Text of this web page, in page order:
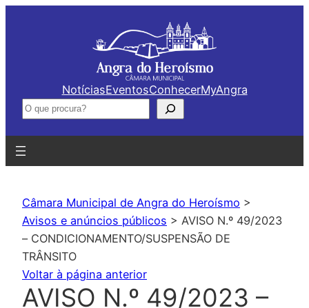
NotíciasEventosConhecerMyAngra
Pesquisar
Câmara Municipal de Angra do Heroísmo >
Avisos e anúncios públicos > AVISO N.º 49/2023
– CONDICIONAMENTO/SUSPENSÃO DE
TRÂNSITO
Voltar à página anterior
AVISO N.º 49/2023 –